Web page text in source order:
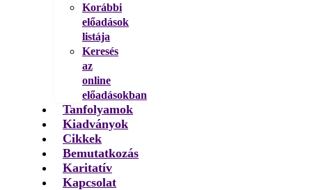
Korábbi
előadások
listája
Keresés
az
online
előadásokban
Tanfolyamok
Kiadványok
Cikkek
Bemutatkozás
Karitatív
Kapcsolat